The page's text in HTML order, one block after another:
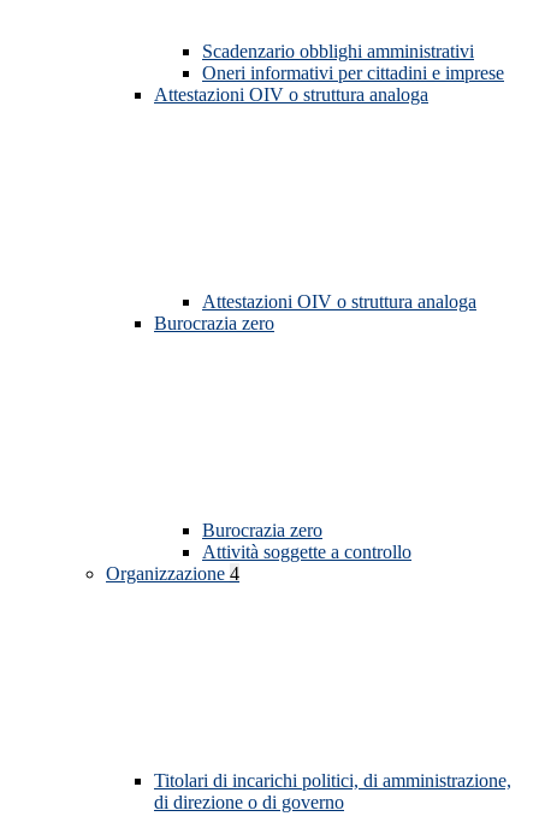
Scadenzario obblighi amministrativi
Oneri informativi per cittadini e imprese
Attestazioni OIV o struttura analoga
Attestazioni OIV o struttura analoga
Burocrazia zero
Burocrazia zero
Attività soggette a controllo
Organizzazione 4
Titolari di incarichi politici, di amministrazione,
di direzione o di governo